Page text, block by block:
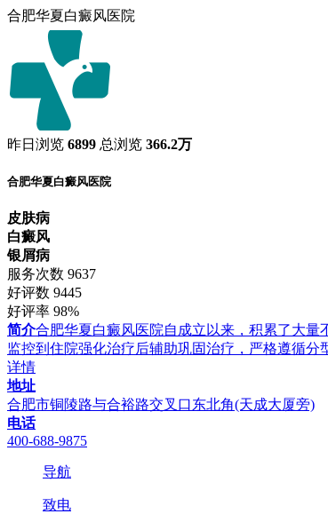
合肥华夏白癜风医院
昨日浏览 6899 总浏览 366.2万
合肥华夏白癜风医院
皮肤病
白癜风
银屑病
服务次数 9637
好评数 9445
好评率 98%
简介合肥华夏白癜风医院自成立以来，积累了大
监控到住院强化治疗后辅助巩固治疗，严格遵循分
详情
地址
合肥市铜陵路与合裕路交叉口东北角(天成大厦旁)
电话
400-688-9875
导航
致电